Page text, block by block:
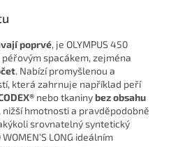
poprvé, je OLYMPUS 450
péřovým spacákem, zejména
. Nabízí promyšlenou a
která zahrnuje například peří
nebo tkaninybez obsahu
nižší hmotnosti a pravděpodobně
srovnatelný syntetický
LONG ideálním